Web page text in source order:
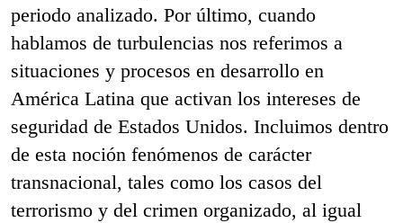
periodo analizado. Por último, cuando
hablamos de turbulencias nos referimos a
situaciones y procesos en desarrollo en
América Latina que activan los intereses de
seguridad de Estados Unidos. Incluimos dentro
de esta noción fenómenos de carácter
transnacional, tales como los casos del
terrorismo y del crimen organizado, al igual